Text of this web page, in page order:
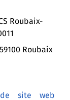
de site web